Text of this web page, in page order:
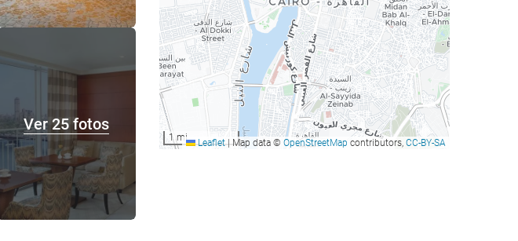
Ver 25 fotos
1 mi Leaflet |Map data © OpenStreetMap contributors, CC-BY-SA